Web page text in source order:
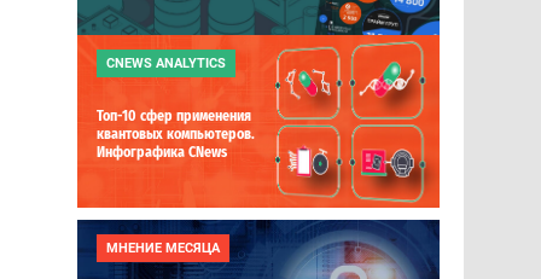
CNEWS ANALYTICS
Топ-10 сфер применения
квантовых компьютеров.
Инфографика CNews
МНЕНИЕ МЕСЯЦА